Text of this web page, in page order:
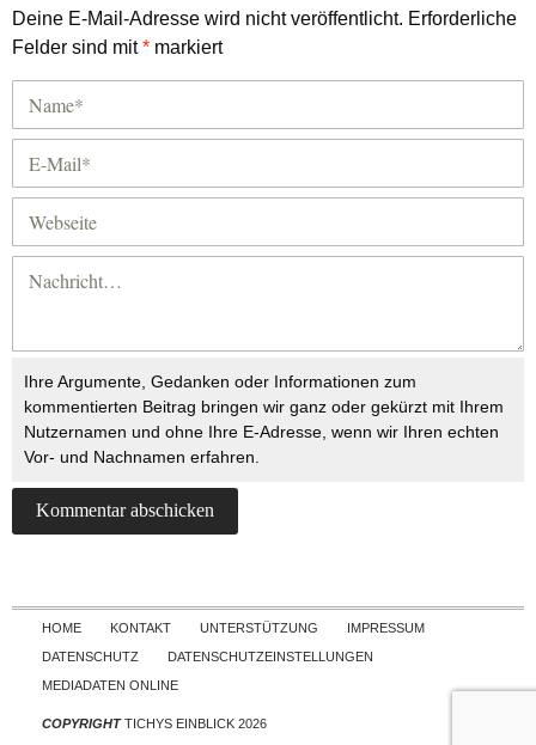
Deine E-Mail-Adresse wird nicht veröffentlicht. Erforderliche
Felder sind mit* markiert
Ihre Argumente, Gedanken oder Informationen zum
kommentierten Beitrag bringen wir ganz oder gekürzt mit Ihrem
Nutzernamen und ohne Ihre E-Adresse, wenn wir Ihren echten
Vor- und Nachnamen erfahren.
Skip to content
HOME KONTAKT UNTERSTÜTZUNG
IMPRESSUM
DATENSCHUTZ
DATENSCHUTZEINSTELLUNGEN
MEDIADATEN ONLINE
COPYRIGHTTICHYS EINBLICK 2026